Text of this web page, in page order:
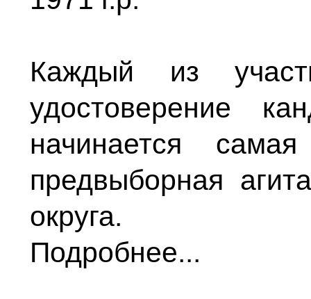
Каждый из
удостоверение
начинается
предвыборная
округа.
Подробнее...